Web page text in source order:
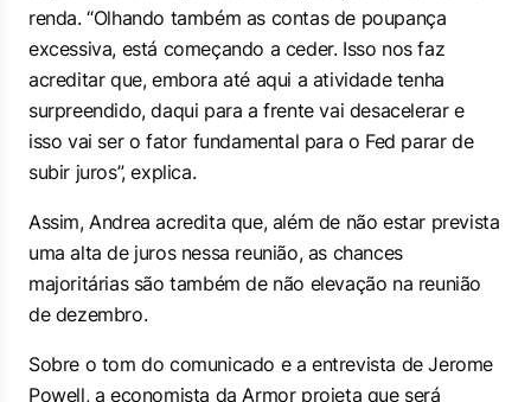
renda. “Olhando também as contas de poupança
excessiva, está começando a ceder. Isso nos faz
acreditar que, embora até aqui a atividade tenha
surpreendido, daqui para a frente vai desacelerar e
isso vai ser o fator fundamental para o Fed parar de
subir juros”, explica.
Assim, Andrea acredita que, além de não estar prevista
uma alta de juros nessa reunião, as chances
majoritárias são também de não elevação na reunião
de dezembro.
Sobre o tom do comunicado e a entrevista de Jerome
Powell, a economista da Armor projeta que será